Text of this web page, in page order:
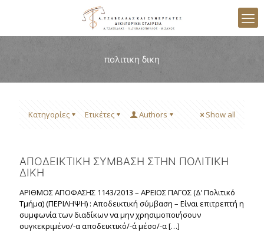
πολιτικη δικη
Κατηγορίες Ετικέτες Authors Show all
ΑΠΟΔΕΙΚΤΙΚΗ ΣΥΜΒΑΣΗ ΣΤΗΝ ΠΟΛΙΤΙΚΗ
ΔΙΚΗ
ΑΡΙΘΜΟΣ ΑΠΟΦΑΣΗΣ 1143/2013 – ΑΡΕΙΟΣ ΠΑΓΟΣ (Δ’ Πολιτικό
Τμήμα) (ΠΕΡΙΛΗΨΗ) : Αποδεικτική σύμβαση – Είναι επιτρεπτή η
συμφωνία των διαδίκων να μην χρησιμοποιήσουν
συγκεκριμένο/-α αποδεικτικό/-ά μέσο/-α[…]